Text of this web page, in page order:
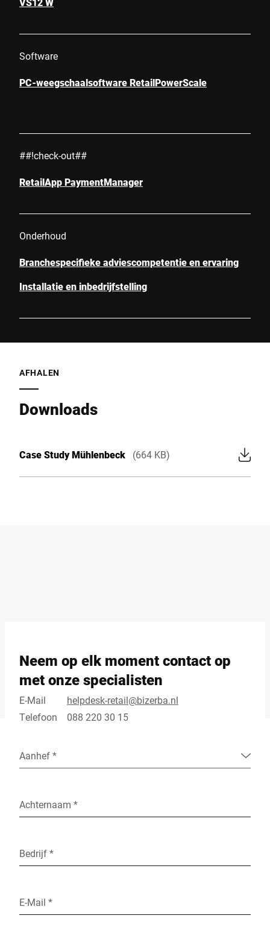
Software
PC-weegschaalsoftware RetailPowerScale
##!check-out##
RetailApp PaymentManager
Onderhoud
Branchespecifieke adviescompetentie en ervaring
Installatie en inbedrijfstelling
AFHALEN
Downloads
Case Study Mühlenbeck (664 KB)
Neem op elk moment contact op
met onze specialisten
E-Mail
helpdesk-retail@bizerba.nl
Telefoon
088 220 30 15
Aanhef *
Achternaam *
Bedrijf *
E-Mail *